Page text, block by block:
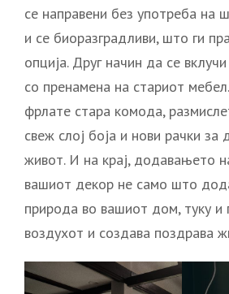
се направени без употреба на
и се биоразградливи, што ги
опција. Друг начин да се
со пренамена на стариот
фрлате стара комода,
свеж слој боја и нови рачки
живот. И на крај, додавањето
вашиот декор не само што
природа во вашиот дом, туку и
воздухот и создава поздрава